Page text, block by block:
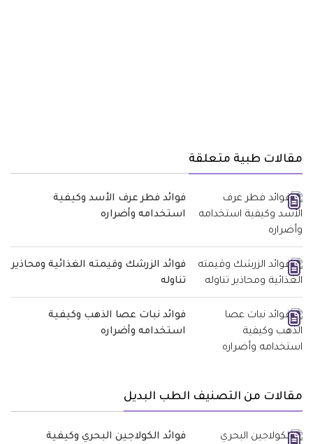
مقالات طبية متعلقة
فوائد فطر عرف الأسد وكيفية
استخدامه وأضراره
فوائد الزرشك وقيمته الغذائية ومحاذير
تناوله
فوائد نبات عصا الذهب وكيفية
استخدامه وأضراره
مقالات من التصنيف الطب البديل
فوائد الكولاجين البحري وكيفية